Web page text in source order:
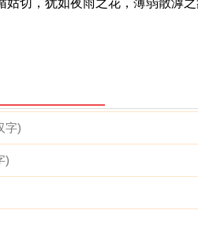
，犹如夜雨之花，薄弱散滹之